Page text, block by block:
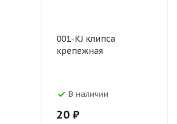
001-KJ клипса
крепежная
В наличии
20 ₽